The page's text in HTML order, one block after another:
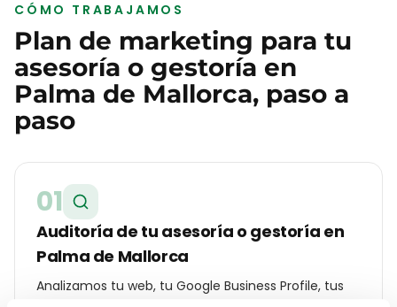
CÓMO TRABAJAMOS
Plan de marketing para tu
asesoría o gestoría en
Palma de Mallorca, paso a
paso
01
Auditoría de tu asesoría o gestoría en
Palma de Mallorca
Analizamos tu web, tu Google Business Profile, tus